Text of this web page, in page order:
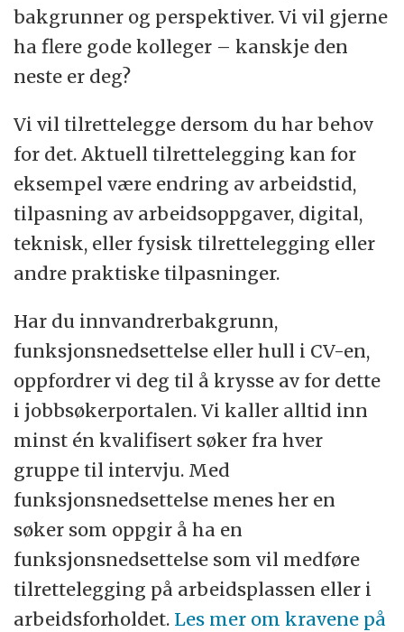
bakgrunner og perspektiver. Vi vil gjerne
ha flere gode kolleger – kanskje den
neste er deg?
Vi vil tilrettelegge dersom du har behov
for det. Aktuell tilrettelegging kan for
eksempel være endring av arbeidstid,
tilpasning av arbeidsoppgaver, digital,
teknisk, eller fysisk tilrettelegging eller
andre praktiske tilpasninger.
Har du innvandrerbakgrunn,
funksjonsnedsettelse eller hull i CV-en,
oppfordrer vi deg til å krysse av for dette
i jobbsøkerportalen. Vi kaller alltid inn
minst én kvalifisert søker fra hver
gruppe til intervju. Med
funksjonsnedsettelse menes her en
søker som oppgir å ha en
funksjonsnedsettelse som vil medføre
tilrettelegging på arbeidsplassen eller i
arbeidsforholdet. Les mer om kravene på